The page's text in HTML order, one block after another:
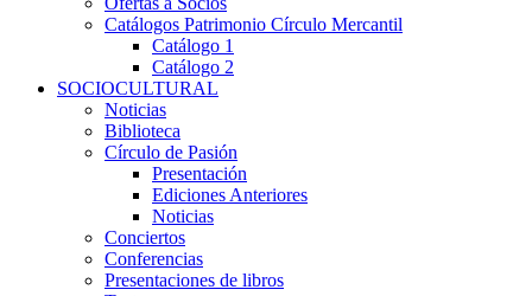
Catálogos Patrimonio Círculo Mercantil
Catálogo 1
Catálogo 2
SOCIOCULTURAL
Noticias
Biblioteca
Círculo de Pasión
Presentación
Ediciones Anteriores
Noticias
Conciertos
Conferencias
Presentaciones de libros